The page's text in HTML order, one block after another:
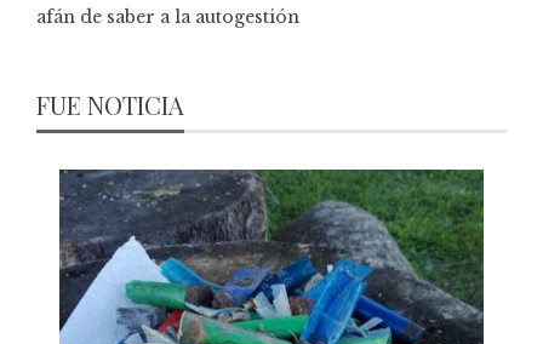
afán de saber a la autogestión
FUE NOTICIA